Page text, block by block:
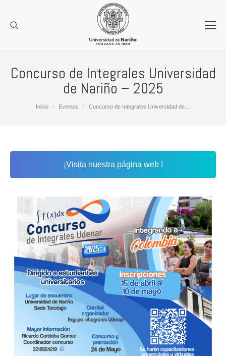
Concurso de Integrales Universidad
de Nariño – 2025
Estás aquí:
Inicio Eventos Concurso de Integrales Universidad de…
¡Visita nuestra página web !